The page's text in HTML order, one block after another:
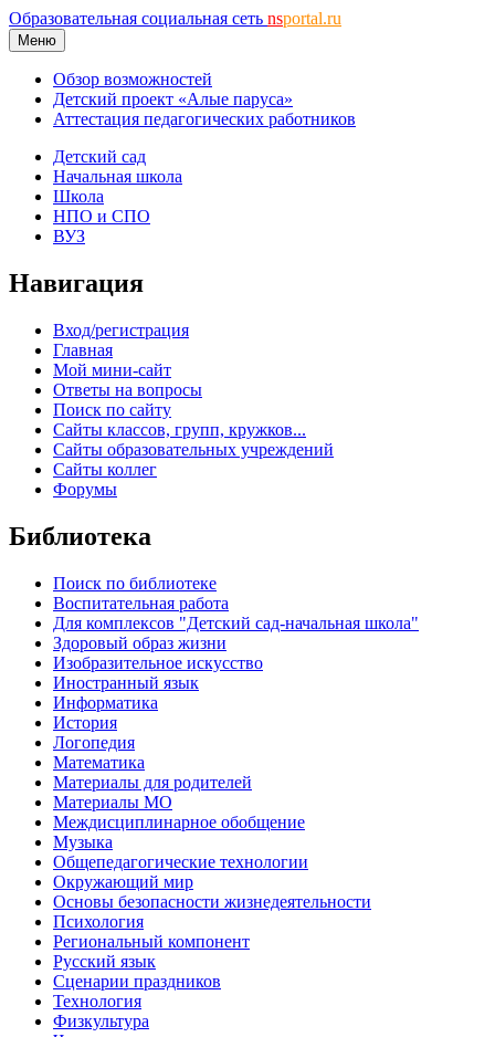
Образовательная социальная сеть nsportal.ru
Меню
Обзор возможностей
Детский проект «Алые паруса»
Аттестация педагогических работников
Детский сад
Начальная школа
Школа
НПО и СПО
ВУЗ
Навигация
Вход/регистрация
Главная
Мой мини-сайт
Ответы на вопросы
Поиск по сайту
Сайты классов, групп, кружков...
Сайты образовательных учреждений
Сайты коллег
Форумы
Библиотека
Поиск по библиотеке
Воспитательная работа
Для комплексов "Детский сад-начальная школа"
Здоровый образ жизни
Изобразительное искусство
Иностранный язык
Информатика
История
Логопедия
Математика
Материалы для родителей
Материалы МО
Междисциплинарное обобщение
Музыка
Общепедагогические технологии
Окружающий мир
Основы безопасности жизнедеятельности
Психология
Региональный компонент
Русский язык
Сценарии праздников
Технология
Физкультура